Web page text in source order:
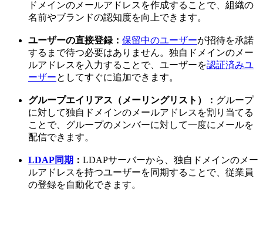
ドメインのメールアドレスを作成することで、組織の
名前やブランドの認知度を向上できます。
ユーザーの直接登録： 保留中のユーザーが招待を承諾
するまで待つ必要はありません。独自ドメインのメー
ルアドレスを入力することで、ユーザーを認証済みユ
ーザーとしてすぐに追加できます。
グループエイリアス（メーリングリスト）： グループ
に対して独自ドメインのメールアドレスを割り当てる
ことで、グループのメンバーに対して一度にメールを
配信できます。
LDAP同期 ： LDAPサーバーから、独自ドメインのメー
ルアドレスを持つユーザーを同期することで、従業員
の登録を自動化できます。